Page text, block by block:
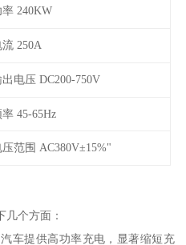
240KW
250A
电压 DC200-750V
45-65Hz
范围 AC380V±15%"
个方面：
车提供高功率充电，显著缩短充